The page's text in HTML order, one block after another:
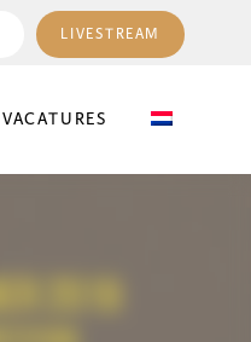
LIVESTREAM
VACATURES